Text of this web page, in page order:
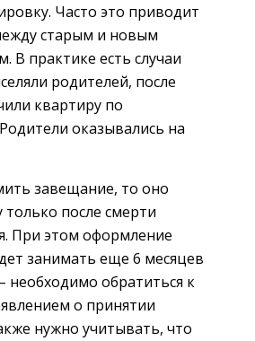
Часто это приводит
старым и новым
В практике есть случаи
родителей, после
квартиру по
оказывались на
завещание, то оно
только после смерти
При этом оформление
занимать еще 6 месяцев
необходимо обратиться к
о принятии
нужно учитывать, что